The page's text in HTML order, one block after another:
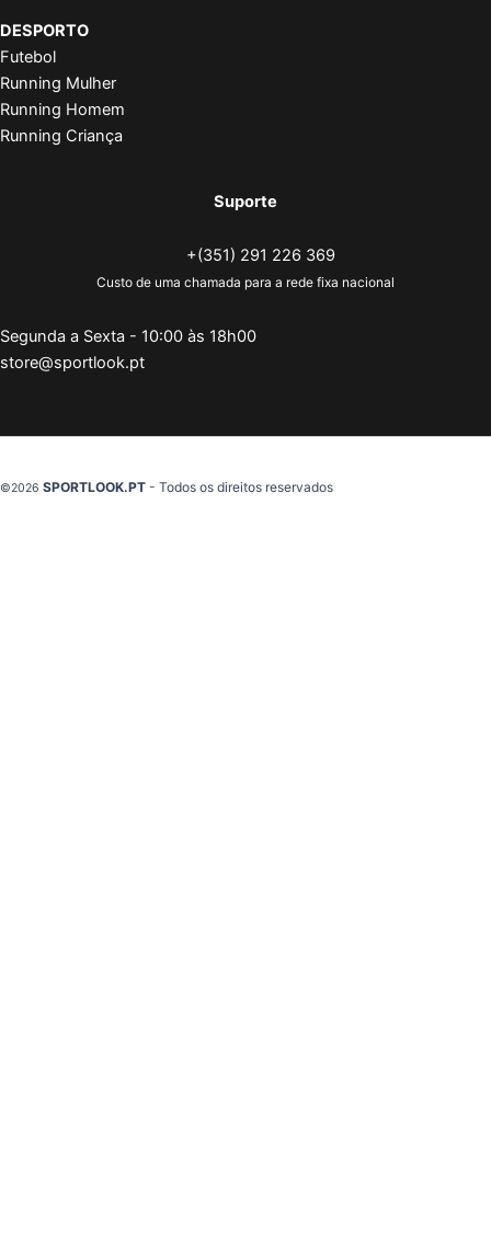
DESPORTO
Futebol
Running Mulher
Running Homem
Running Criança
Suporte
+(351) 291 226 369
Custo de uma chamada para a rede fixa nacional
Segunda a Sexta - 10:00 às 18h00
store@sportlook.pt
©2026 SPORTLOOK.PT - Todos os direitos reservados